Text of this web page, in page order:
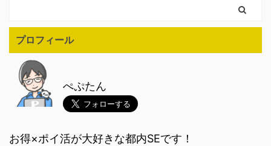
プロフィール
ぺぷたん
お得×ポイ活が大好きな都内SEです！